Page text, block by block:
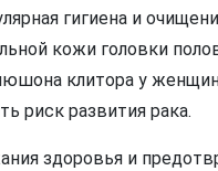
гигиена и
кожи головки
клитора у
риск развития рака.
здоровья и